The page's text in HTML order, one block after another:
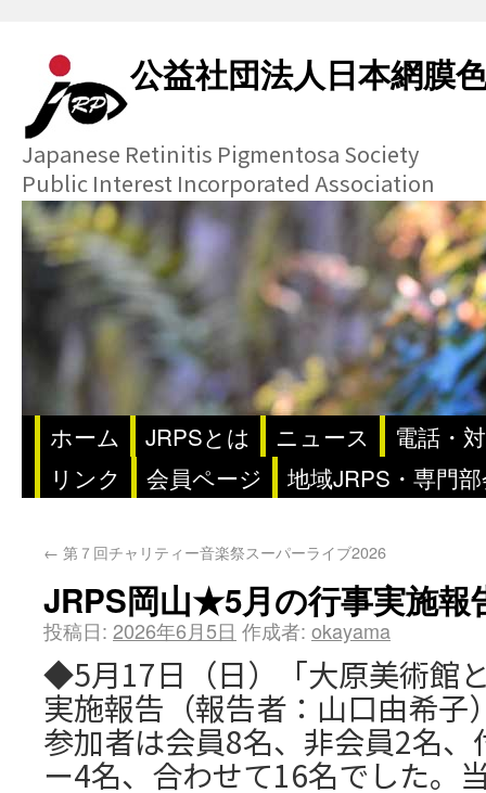
公益社団法人日本網膜
Japanese Retinitis Pigmentosa Society
Public Interest Incorporated Association
ホーム JRPSとは ニュース
電話・
リンク
会員ページ 地域JRPS・専門
← 第７回チャリティー音楽祭スーパーライブ2026
JRPS岡山★5月の行事実施報
投稿日: 2026年6月5日 作成者: okayama
◆5月17日（日）「大原美術館
実施報告（報告者：山口由希子
参加者は会員8名、非会員2名
ー4名、合わせて16名でした。